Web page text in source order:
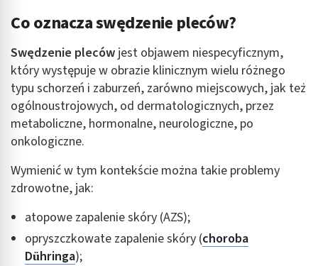
Co oznacza swędzenie pleców?
Swędzenie pleców jest objawem niespecyficznym,
który występuje w obrazie klinicznym wielu różnego
typu schorzeń i zaburzeń, zarówno miejscowych, jak też
ogólnoustrojowych, od dermatologicznych, przez
metaboliczne, hormonalne, neurologiczne, po
onkologiczne.
Wymienić w tym kontekście można takie problemy
zdrowotne, jak:
atopowe zapalenie skóry (AZS);
opryszczkowate zapalenie skóry (choroba
Dühringa);